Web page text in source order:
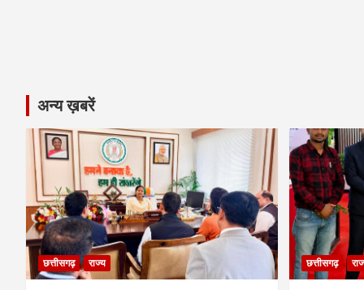
अन्य ख़बरें
छत्तीसगढ़ राज्य छत्तीसगढ़